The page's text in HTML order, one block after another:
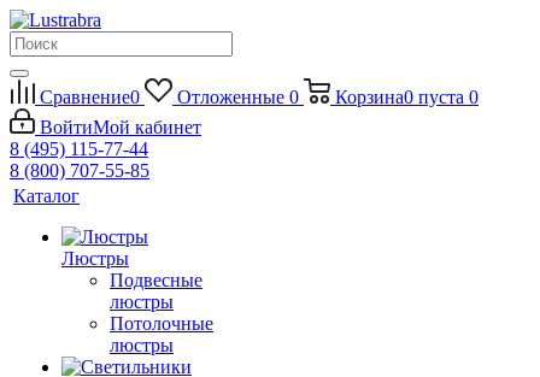
Сравнение0 Отложенные 0 Корзина0 пуста 0
ВойтиМой кабинет
8 (495) 115-77-44
8 (800) 707-55-85
Каталог
Люстры
Подвесные
люстры
Потолочные
люстры